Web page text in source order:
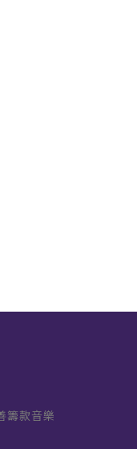
籌款音樂